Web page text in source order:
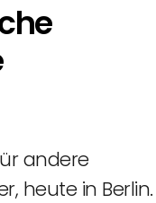
andere
heute in Berlin.